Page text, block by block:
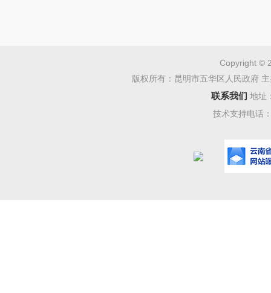
Copyright ©
版权所有：昆明市五华区人民政府
联系我们 地址
技术支持电话